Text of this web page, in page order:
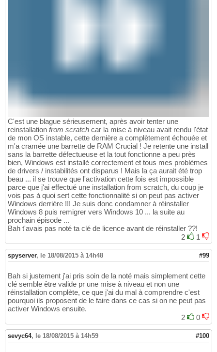
C'est une blague sérieusement, après avoir tenter une
reinstallation from scratch car la mise à niveau avait rendu l'état
de mon OS instable, cette dernière a complètement échouée et
m'a cramée une barrette de RAM Crucial ! Je retente une install
sans la barrette défectueuse et la tout fonctionne a peu près
bien, Windows est installé correctement et tous mes problèmes
de drivers / instabilités ont disparus ! Mais la ça aurait été trop
beau ... il se trouve que l'activation cette fois est impossible
parce que j'ai effectué une installation from scratch, du coup je
vois pas à quoi sert cette fonctionnalité si on peut pas activer
Windows derrière !!! Je suis donc condamner à réinstaller
Windows 8 puis remigrer vers Windows 10 ... la suite au
prochain épisode ...
Bah t'avais pas noté ta clé de licence avant de réinstaller ??!
2
1
spyserver, le 18/08/2015 à 14h48 #99
Bah si justement j'ai pris soin de la noté mais simplement cette
clé semble être valide pr une mise à niveau et non une
réinstallation complète, ce que j'ai du mal à comprendre c'est
pourquoi ils proposent de le faire dans ce cas si on ne peut pas
activer Windows ensuite.
2
0
sevyc64, le 18/08/2015 à 14h59 #100